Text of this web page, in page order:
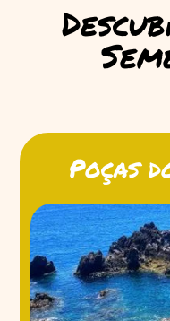
Poças